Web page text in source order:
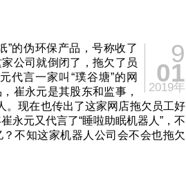
9
01
2019年
”的伪环保产品，号称收了
公司就倒闭了，拖欠了员
代言一家叫“璞谷塘”的网
崔永元是其股东和监事，
。现在也传出了这家网店拖欠员工好
永元又代言了“睡啦助眠机器人”，不
不知这家机器人公司会不会也拖欠